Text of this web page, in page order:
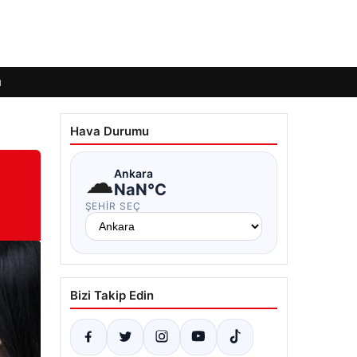
Hava Durumu
☁Ankara
NaN°C
ŞEHIR SEÇ
Bizi Takip Edin